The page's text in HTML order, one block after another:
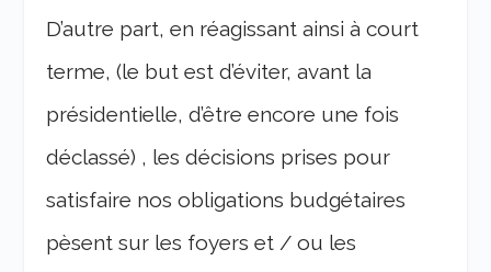
D’autre part, en réagissant ainsi à court
terme, (le but est d’éviter, avant la
présidentielle, d’être encore une fois
déclassé) , les décisions prises pour
satisfaire nos obligations budgétaires
pèsent sur les foyers et / ou les